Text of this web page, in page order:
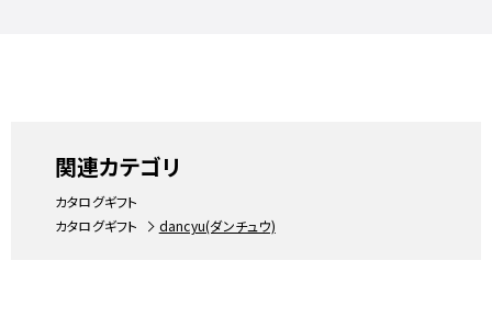
関連カテゴリ
カタログギフト
カタログギフト
dancyu(ダンチュウ)